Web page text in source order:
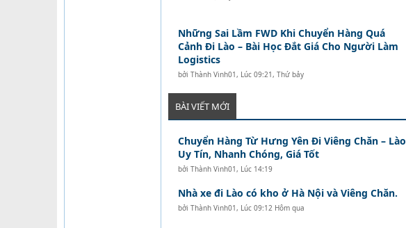
Những Sai Lầm FWD Khi Chuyển Hàng Quá
Cảnh Đi Lào – Bài Học Đắt Giá Cho Người Làm
Logistics
bởi Thành Vinh01, Lúc 09:21, Thứ bảy
BÀI VIẾT MỚI
Chuyển Hàng Từ Hưng Yên Đi Viêng Chăn – Lào
Uy Tín, Nhanh Chóng, Giá Tốt
bởi Thành Vinh01, Lúc 14:19
Nhà xe đi Lào có kho ở Hà Nội và Viêng Chăn.
bởi Thành Vinh01, Lúc 09:12 Hôm qua